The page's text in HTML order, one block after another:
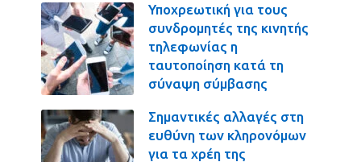
Υποχρεωτική για τους
συνδρομητές της κινητής
τηλεφωνίας η
ταυτοποίηση κατά τη
σύναψη σύμβασης
Σημαντικές αλλαγές στη
ευθύνη των κληρονόμων
για τα χρέη της